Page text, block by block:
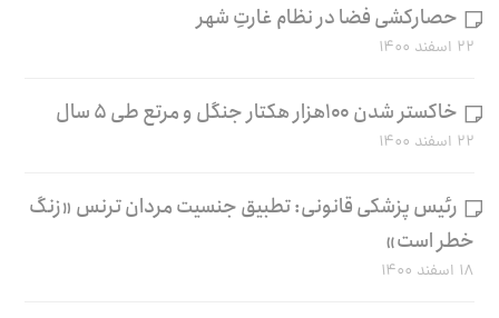
حصارکشی فضا در نظام غارتِ شهر
۲۲ اسفند ۱۴۰۰
خاکستر شدن ۱۰۰هزار هکتار جنگل و مرتع طی ۵ سال
۲۲ اسفند ۱۴۰۰
رئیس پزشکی قانونی: تطبیق جنسیت مردان ترنس «زنگ
خطر است»
۱۸ اسفند ۱۴۰۰